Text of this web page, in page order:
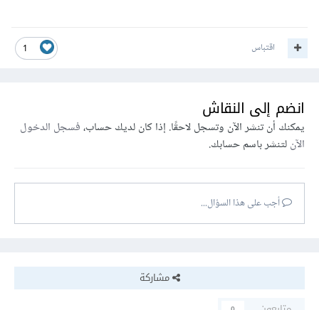
1 اقتباس
انضم إلى النقاش
يمكنك أن تنشر الآن وتسجل لاحقًا. إذا كان لديك حساب،فسجل الدخول
الآنلتنشر باسم حسابك.
أجب على هذا السؤال...
مشاركة